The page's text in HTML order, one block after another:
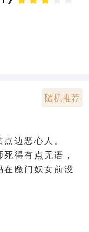
随机推荐
边恶心人。
得有点无语，
魔门妖女前没